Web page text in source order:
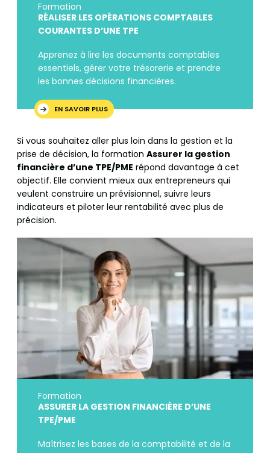
Formation
RÉALISER LES OPÉRATIONS COMPTABLES
COURANTES D’UNE TPE
Apprenez à lire les documents comptables
essentiels, gérer votre trésorerie et prendre
les bonnes décisions financières.
EN SAVOIR PLUS
Si vous souhaitez aller plus loin dans la gestion et la
prise de décision, la formation Assurer la gestion
financière d’une TPE/PME répond davantage à cet
objectif. Elle convient mieux aux entrepreneurs qui
veulent construire un prévisionnel, suivre leurs
indicateurs et piloter leur rentabilité avec plus de
précision.
Formation
ASSURER LA GESTION FINANCIÈRE D’UNE
TPE/PME
Maîtrisez les bases de la comptabilité et de la